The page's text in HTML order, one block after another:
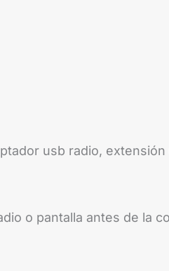
usb radio,
o pantalla antes de la